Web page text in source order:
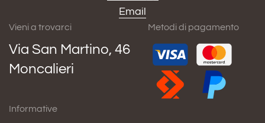
Email
Vieni a trovarci
Via San Martino, 46
Moncalieri
Metodi di pagamento
Informative